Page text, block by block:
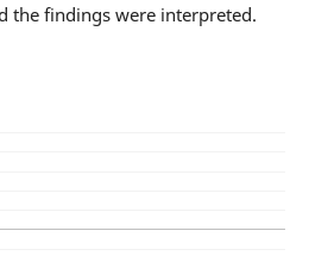
the findings were interpreted.